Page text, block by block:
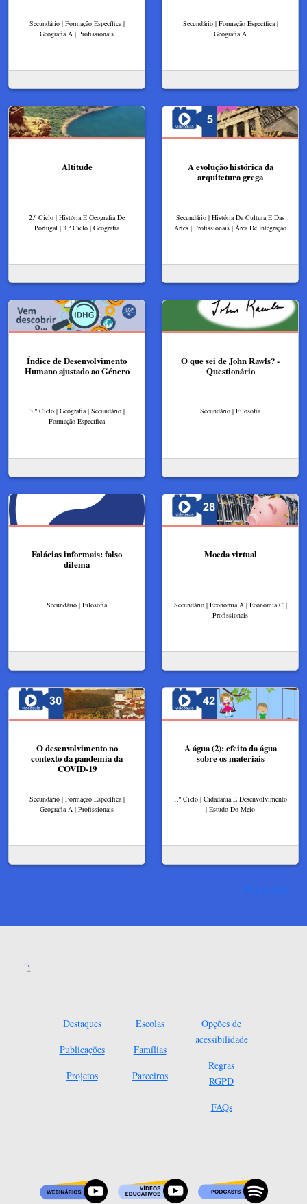
Secundário | Formação Específica |
Geografia A | Profissionais
Secundário | Formação Específica |
Geografia A
Altitude
2.º Ciclo | História E Geografia De
Portugal | 3.º Ciclo | Geografia
A evolução histórica da
arquitetura grega
Secundário | História Da Cultura E Das
Artes | Profissionais | Área De Integração
Índice de Desenvolvimento
Humano ajustado ao Género
3.º Ciclo | Geografia | Secundário |
Formação Específica
O que sei de John Rawls? -
Questionário
Secundário | Filosofia
Falácias informais: falso
dilema
Secundário | Filosofia
Moeda virtual
Secundário | Economia A | Economia C |
Profissionais
O desenvolvimento no
contexto da pandemia da
COVID-19
Secundário | Formação Específica |
Geografia A | Profissionais
A água (2): efeito da água
sobre os materiais
1.º Ciclo | Cidadania E Desenvolvimento
| Estudo Do Meio
Ver mais
Destaques
Publicações
Projetos
Escolas
Famílias
Parceiros
Opções de
acessibilidade
Regras
RGPD
FAQs